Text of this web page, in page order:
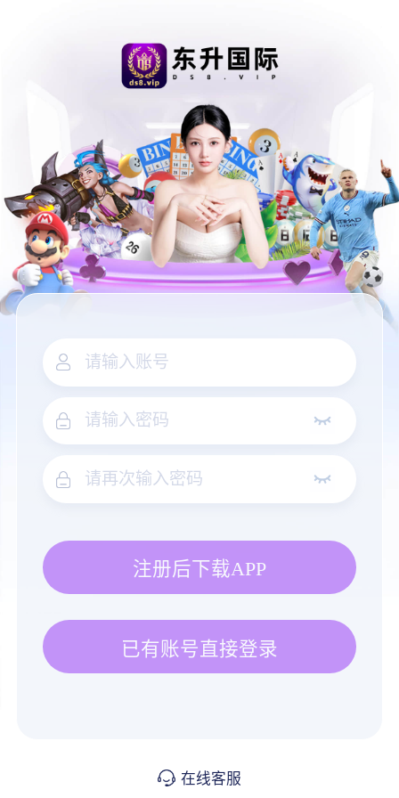
注册后下载APP
已有账号直接登录
在线客服